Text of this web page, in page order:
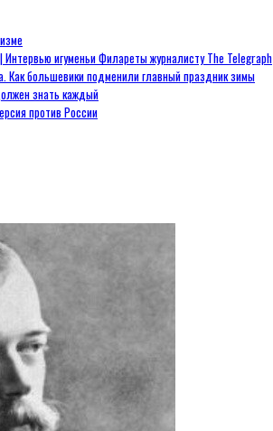
игуменьи Филареты журналисту The Telegraph
Как большевики подменили главный праздник зимы
знать каждый
против России